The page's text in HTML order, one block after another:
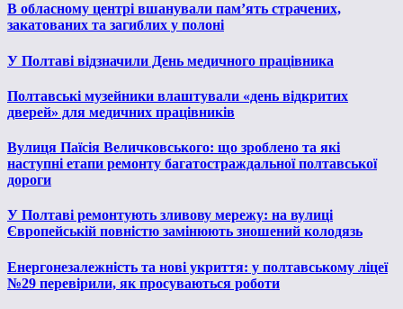
В обласному центрі вшанували пам’ять страчених,
закатованих та загиблих у полоні
У Полтаві відзначили День медичного працівника
Полтавські музейники влаштували «день відкритих
дверей» для медичних працівників
Вулиця Паїсія Величковського: що зроблено та які
наступні етапи ремонту багатостраждальної полтавської
дороги
У Полтаві ремонтують зливову мережу: на вулиці
Європейській повністю замінюють зношений колодязь
Енергонезалежність та нові укриття: у полтавському ліцеї
№29 перевірили, як просуваються роботи